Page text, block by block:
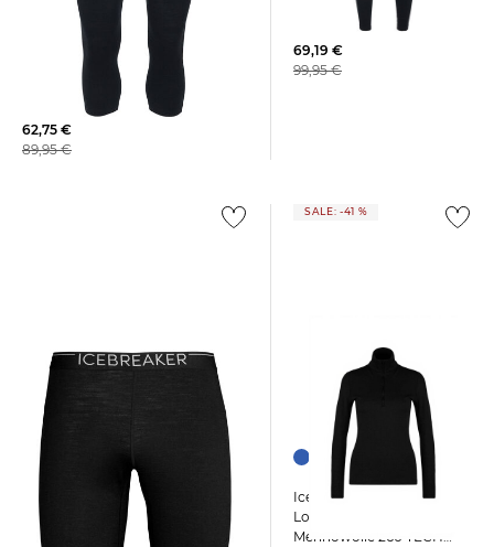
Icebreaker | Herren
Funktionsunterhose "200 Oasis
62,75 €
89,95 €
Layer "200 Oasis Leggings"
69,19 €
99,95 €
SALE: -41 %
Icebreaker | Damen
Longsleeve aus
Merinowolle 260 TECH